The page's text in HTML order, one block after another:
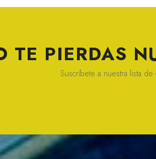
TE PIERDAS
Suscríbete a nuestra lista